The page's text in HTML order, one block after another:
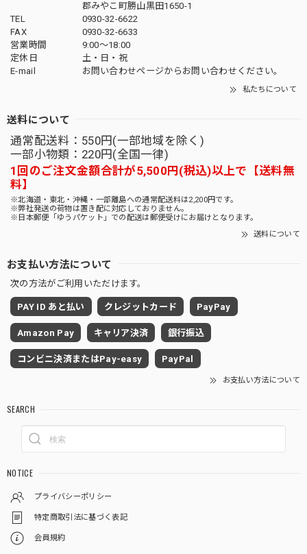
郡みやこ町勝山黒田1650-1
TEL
0930-32-6622
FAX
0930-32-6633
営業時間
9:00〜18:00
定休日
土・日・祝
E-mail
お問い合わせページからお問い合わせください。
私たちについて
送料について
通常配送料：550円(一部地域を除く)
一部小物類：220円(全国一律)
1回のご注文金額合計が5,500円(税込)以上で【送料無
料】
※北海道・東北・沖縄・一部離島への通常配送料は2,200円です。
※弊社発送の荷物は置き配に対応しておりません。
※日本郵便「ゆうパケット」での配送は郵便受けにお届けとなります。
送料について
お支払い方法について
次の方法がご利用いただけます。
PAY ID あと払い クレジットカード PayPay
Amazon Pay キャリア決済 銀行振込
コンビニ決済またはPay-easy PayPal
お支払い方法について
SEARCH
NOTICE
プライバシーポリシー
特定商取引法に基づく表記
会員規約